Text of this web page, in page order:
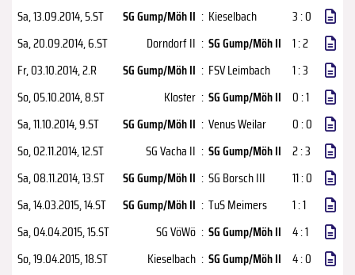
Sa, 13.09.2014, 5.ST SG Gump/Möh II : Kieselbach
3 : 0
Sa, 20.09.2014, 6.ST Dorndorf II : SG Gump/Möh II 1 : 2
Fr, 03.10.2014, 2.R SG Gump/Möh II : FSV Leimbach
1 : 3
So, 05.10.2014, 8.ST Kloster : SG Gump/Möh II 0 : 1
Sa, 11.10.2014, 9.ST SG Gump/Möh II : Venus Weilar
0 : 0
So, 02.11.2014, 12.ST SG Vacha II : SG Gump/Möh II 2 : 3
Sa, 08.11.2014, 13.ST SG Gump/Möh II : SG Borsch III
11 : 0
Sa, 14.03.2015, 14.ST SG Gump/Möh II : TuS Meimers
1 : 1
Sa, 04.04.2015, 15.ST SG VöWö : SG Gump/Möh II 4 : 1
So, 19.04.2015, 18.ST Kieselbach : SG Gump/Möh II 4 : 0